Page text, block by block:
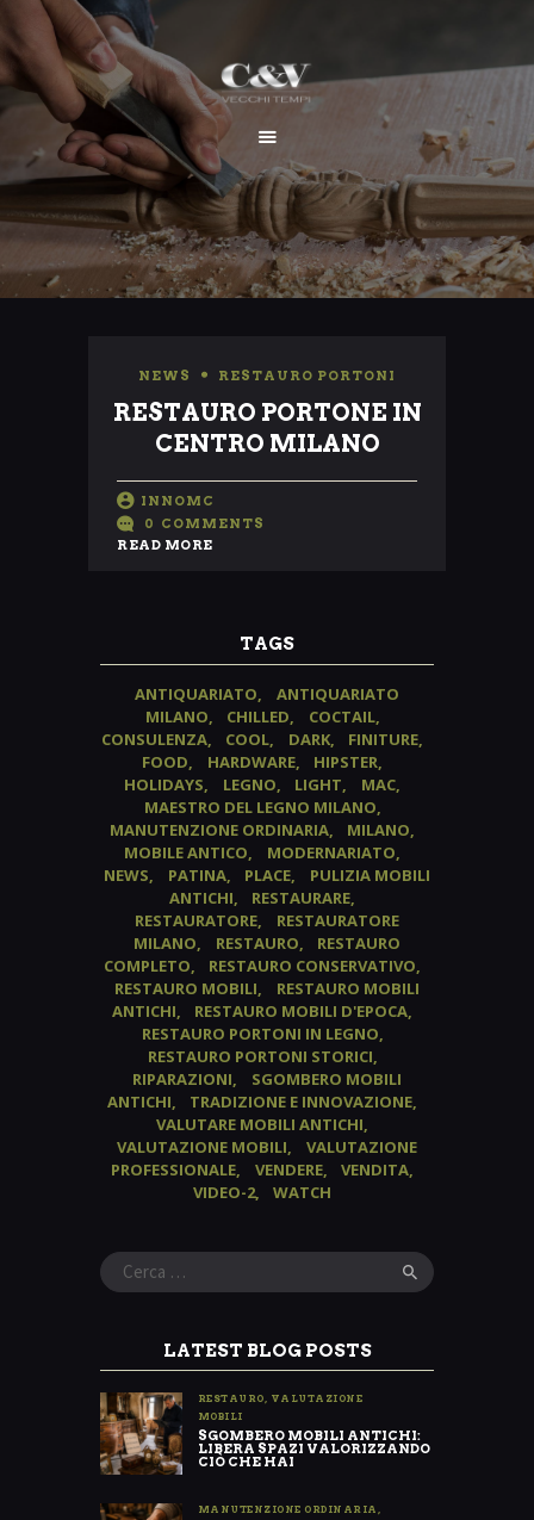
HOME
CHI SIAMO
SERVIZI
I NOSTRI LAVORI
CONTATTI
NEWS RESTAURO PORTONI
RESTAURO PORTONE IN
CENTRO MILANO
INNOMC
0 COMMENTS
READ MORE
TAGS
ANTIQUARIATO
ANTIQUARIATO
MILANO
CHILLED
COCTAIL
CONSULENZA
COOL DARK
FINITURE
FOOD
HARDWARE
HIPSTER
HOLIDAYS
LEGNO LIGHT
MAC
MAESTRO DEL LEGNO MILANO
MANUTENZIONE ORDINARIA
MILANO
MOBILE ANTICO
MODERNARIATO
NEWS
PATINA PLACE
PULIZIA MOBILI
ANTICHI
RESTAURARE
RESTAURATORE
RESTAURATORE
MILANO
RESTAURO
RESTAURO
COMPLETO
RESTAURO CONSERVATIVO
RESTAURO MOBILI
RESTAURO MOBILI
ANTICHI
RESTAURO MOBILI D'EPOCA
RESTAURO PORTONI IN LEGNO
RESTAURO PORTONI STORICI
RIPARAZIONI
SGOMBERO MOBILI
ANTICHI
TRADIZIONE E INNOVAZIONE
VALUTARE MOBILI ANTICHI
VALUTAZIONE MOBILI
VALUTAZIONE
PROFESSIONALE
VENDERE
VENDITA
VIDEO-2
WATCH
Ricerca
per:
LATEST BLOG POSTS
RESTAURO
VALUTAZIONE
MOBILI
SGOMBERO MOBILI ANTICHI:
LIBERA SPAZI VALORIZZANDO
CIÒ CHE HAI
MANUTENZIONE ORDINARIA ,